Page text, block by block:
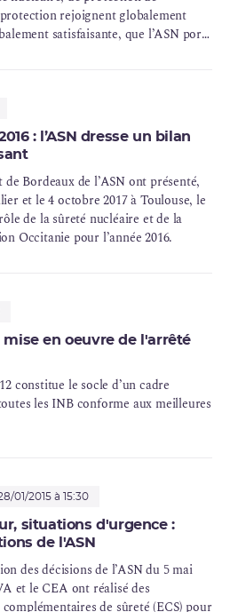
rejoignent globalement
satisfaisante, que l’ASN porte
estime que les services de
inspectés disposent d’un système
de la sécurité des soins
toutefois que les analyses des
et des événements indésirables
approfondies.
: l’ASN dresse un bilan
Bordeaux de l’ASN ont présenté,
et le 4 octobre 2017 à Toulouse, le
de la sûreté nucléaire et de la
Occitanie pour l’année 2016.
mise en oeuvre de l'arrêté
constitue le socle d’un cadre
les INB conforme aux meilleures
01/2015 à 15:30
situations d'urgence :
de l'ASN
des décisions de l’ASN du 5 mai
et le CEA ont réalisé des
de sûreté (ECS) pour